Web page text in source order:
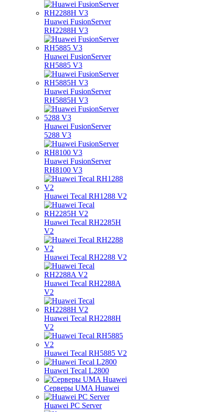
Huawei FusionServer
RH2288H V3
Huawei FusionServer
RH5885 V3
Huawei FusionServer
RH5885H V3
Huawei FusionServer
5288 V3
Huawei FusionServer
RH8100 V3
Huawei Tecal RH1288 V2
Huawei Tecal RH2285H
V2
Huawei Tecal RH2288 V2
Huawei Tecal RH2288A
V2
Huawei Tecal RH2288H
V2
Huawei Tecal RH5885 V2
Huawei Tecal L2800
Серверы UMA Huawei
Huawei PC Server